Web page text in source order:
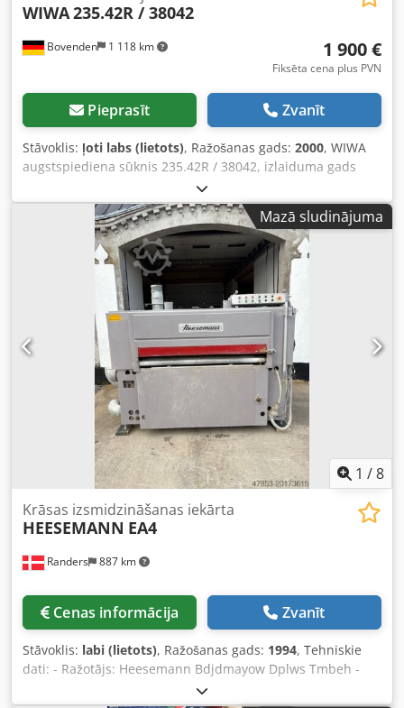
Bovenden 1 118 km
WIWA235.42R / 38042
1 900 €
Fiksēta cena plus PVN
Pieprasīt Zvanīt
Stāvoklis: ļoti labs (lietots), Ražošanas gads: 2000, WIWA
augstspiediena sūknis 235.42R / 38042, izlaiduma gads
2000 Ar lielu padeves jaudu, ideāli piemērots kā padeves
sūknis gaisa bezgaisa smidzināšanas iekārtām (piemērots
vidējas un zemas viskozitātes pārklājuma materiāliem)
Materiāla vadošās daļas no nerūsējošā tērauda (piemērots
ūdens bāzes lakām) Pārnesuma attiecība: 42:1 Maks. gaisa
ieplūdes spiediens: 8 bar Padeve dubulttrieciena laikā: 235
cm3 Maksimālā padeves jauda: 38 l/min Maksimālais
pieļaujamais darba spiediens: 335 bar Gaisa motora virzuļa
diametrs: 230 mm Gaisa motora virzuļa gājiens: 120 mm
Dkjdpfx Anethcflozer Iekārtas ir ļoti maz lietotas! Tehniski
un vizuāli ļoti labā stāvoklī. UZMANĪBU: cena 1 900 EUR
(bez PVN) ir par 1 iekārtu!!!
Mazā sludinājuma
1 /8
Randers 887 km
Krāsas izsmidzināšanas iekārta
HEESEMANN EA4
Cenas informācija Zvanīt
Stāvoklis: labi (lietots), Ražošanas gads: 1994, Tehniskie
dati: - Ražotājs: Heesemann Bdjdmayow Dplws Tmbeh -
Tips: EA4 - Izgatavošanas gads: 2002 - Darba platums: 1